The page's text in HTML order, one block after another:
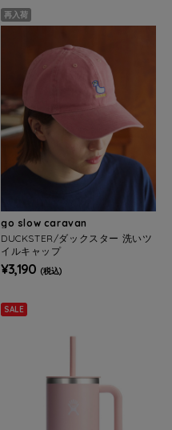
再入荷
go slow caravan
DUCKSTER/ダックスター 洗いツ
イルキャップ
¥3,190 (税込)
SALE